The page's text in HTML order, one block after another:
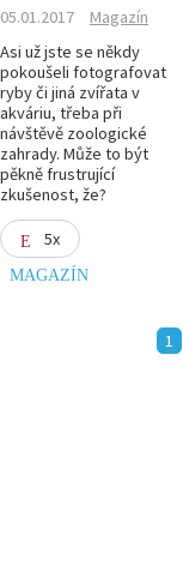
05.01.2017
Magazín
Asi už jste se někdy
pokoušeli fotografovat
ryby či jiná zvířata v
akváriu, třeba při
návštěvě zoologické
zahrady. Může to být
pěkně frustrující
zkušenost, že?
5x
MAGAZÍN
1